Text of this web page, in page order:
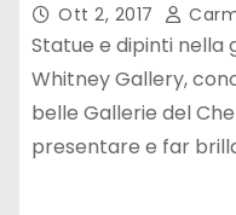
Ott 2, 2017
Statue e dipinti nella
Whitney Gallery,
belle Gallerie del
presentare e far